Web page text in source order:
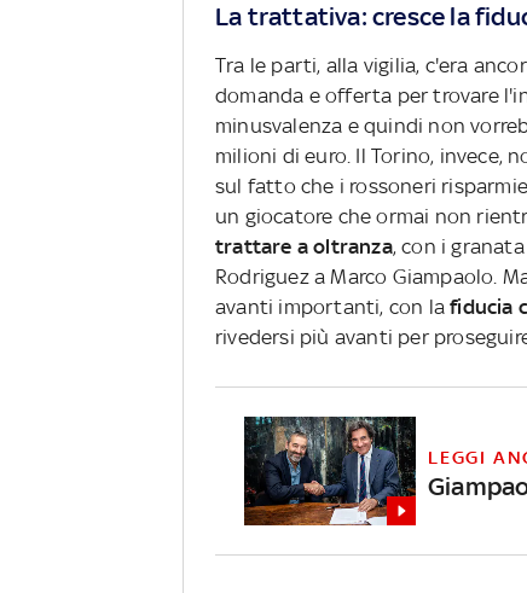
La trattativa: cresce la
Tra le parti, alla vigilia, c'era
domanda e offerta per trovare
minusvalenza e quindi non
milioni di euro. Il Torino, invece,
sul fatto che i rossoneri
un giocatore che ormai non
trattare a oltranza, con i
Rodriguez a Marco Giampaolo.
avanti importanti, con la fiducia
rivedersi più avanti per
LEGGI